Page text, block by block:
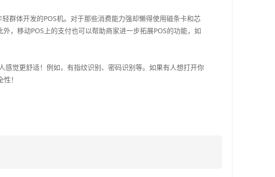
体开发的POS机。对于那些消费能力强却懒得使用磁条卡和芯
，移动POS上的支付也可以帮助商家进一步拓展POS的功能，如
觉更舒适！例如，有指纹识别、密码识别等。如果有人想打开你
！